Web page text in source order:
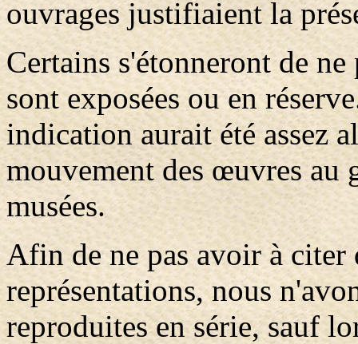
ouvrages justifiaient la
Certains s'étonneront de
sont exposées ou en
indication aurait été assez
mouvement des œuvres au
musées.
Afin de ne pas avoir à
représentations, nous
reproduites en série, sauf